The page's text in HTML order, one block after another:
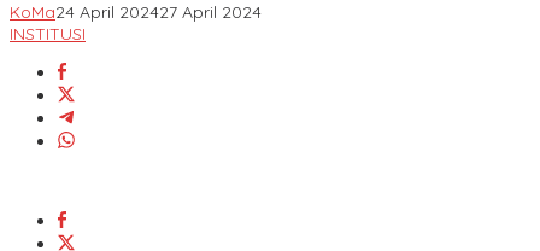
KoMa24 April 202427 April 2024
INSTITUSI